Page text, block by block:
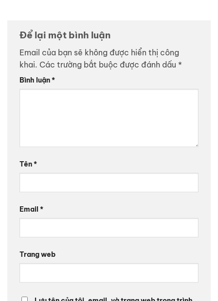
Để lại một bình luận
Email của bạn sẽ không được hiển thị công
khai. Các trường bắt buộc được đánh dấu *
Bình luận*
Tên*
Email *
Trang web